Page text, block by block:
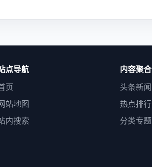
点导航
页
站地图
内搜索
内容聚合
头条新闻
热点排行
分类专题